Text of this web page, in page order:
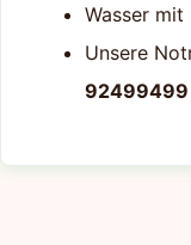
Wasser mit
Unsere
92499499